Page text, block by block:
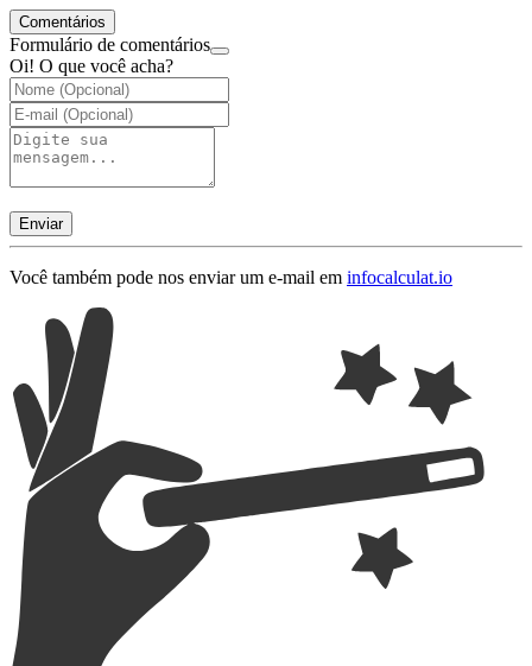
Comentários
Formulário de comentários
Oi! O que você acha?
Enviar
Você também pode nos enviar um e-mail em infocalculat.io